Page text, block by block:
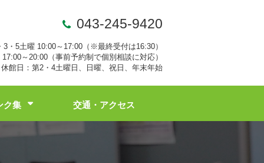
043-245-9420
・5土曜 10:00～17:00（※最終受付は16:30）
～20:00（事前予約制で個別相談に対応）
休館日：第2・4土曜日、日曜、祝日、年末年始
ク集 交通・アクセス